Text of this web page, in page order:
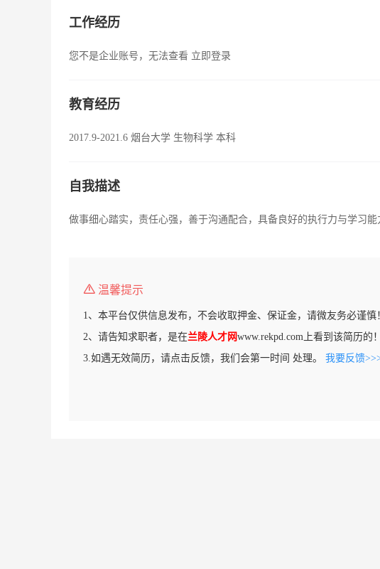
工作经历
您不是企业账号，无法查看 立即登录
教育经历
2017.9-2021.6 烟台大学 生物科学 本科
自我描述
做事细心踏实，责任心强，善于沟通配合，具备良好的执行力与学习能
温馨提示
1、本平台仅供信息发布，不会收取押金、保证金，请微友务必谨慎
2、请告知求职者，是在兰陵人才网www.rekpd.com上看到该简历的！
3.如遇无效简历，请点击反馈，我们会第一时间 处理。 我要反馈